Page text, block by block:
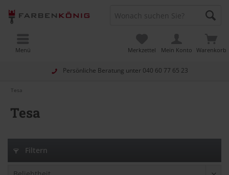
Persönliche Beratung unter 040 60 77 65 23
Warenkorb
Merkzettel Mein Konto
Menü
Tesa
Tesa
Filtern